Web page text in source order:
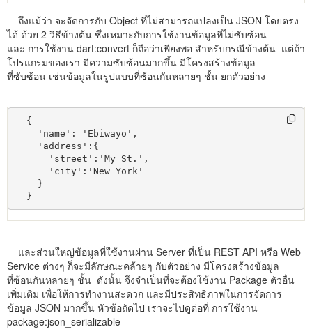
ถึงแม้ว่า จะจัดการกับ Object ที่ไม่สามารถแปลงเป็น JSON โดยตรง
ได้ ด้วย 2 วิธีข้างต้น ซึ่งเหมาะกับการใช้งานข้อมูลที่ไม่ซับซ้อน
และ การใช้งาน dart:convert ก็ถือว่าเพียงพอ สำหรับกรณีข้างต้น แต่ถ้า
โปรแกรมของเรา มีความซับซ้อนมากขึ้น มีโครงสร้างข้อมูล
ที่ซับซ้อน เช่นข้อมูลในรูปแบบที่ซ้อนกันหลายๆ ชั้น ยกตัวอย่าง
  {
    'name': 'Ebiwayo',
    'address':{
      'street':'My St.',
      'city':'New York'
    }
  }
และส่วนใหญ่ข้อมูลที่ใช้งานผ่าน Server ที่เป็น REST API หรือ Web
Service ต่างๆ ก็จะมีลักษณะคล้ายๆ กับตัวอย่าง มีโครงสร้างข้อมูล
ที่ซ้อนกันหลายๆ ชั้น ดังนั้น จึงจำเป็นที่จะต้องใช้งาน Package ตัวอื่น
เพิ่มเติม เพื่อให้การทำงานสะดวก และมีประสิทธิภาพในการจัดการ
ข้อมูล JSON มากขึ้น หัวข้อถัดไป เราจะไปดูต่อที่ การใช้งาน
package:json_serializable